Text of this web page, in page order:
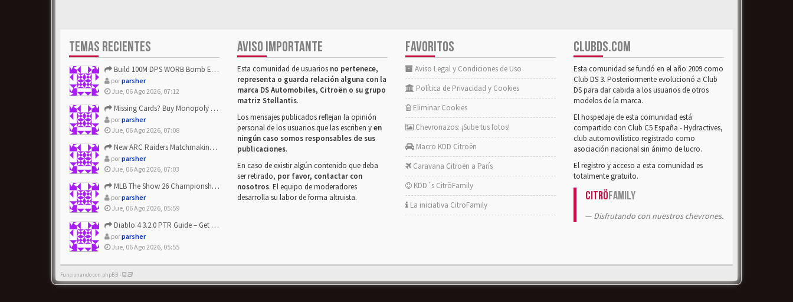
TEMAS RECIENTES
Build 100M DPS WORB Bomb Elementalist Fast - Grab POE Curren...
porparsher
Jue, 06 Ago 2026, 07:12
Missing Cards? Buy Monopoly Go Happy Harvest with Looney Tun...
porparsher
Jue, 06 Ago 2026, 07:08
New ARC Raiders Matchmaking Update: Stop Failed - Grab Bluep...
porparsher
Jue, 06 Ago 2026, 07:03
MLB The Show 26 Championship Series Update! Get Cheap & ...
porparsher
Jue, 06 Ago 2026, 05:59
Diablo 4 3.2.0 PTR Guide – Get 8% Off Items Quickly to Test ...
porparsher
Jue, 06 Ago 2026, 05:55
AVISO IMPORTANTE
Esta comunidad de usuarios no pertenece,
representa o guarda relación alguna con la
marca DS Automobiles, Citroën o su grupo
matriz Stellantis.
Los mensajes publicados reflejan la opinión
personal de los usuarios que las escriben yen
ningún caso somos responsables de sus
publicaciones.
En caso de existir algún contenido que deba
ser retirado, por favor, contactar con
nosotros. El equipo de moderadores
desarrolla su labor de forma altruista.
FAVORITOS
Aviso Legal y Condiciones de Uso
Política de Privacidad y Cookies
Eliminar Cookies
Chevronazos: ¡Sube tus fotos!
Macro KDD Citroën
Caravana Citroën a París
KDD´s CitröFamily
La iniciativa CitröFamily
CLUBDS.COM
Esta comunidad se fundó en el año 2009 como
Club DS 3. Posteriormente evolucionó a Club
DS para dar cabida a los usuarios de otros
modelos de la marca.
El hospedaje de esta comunidad está
compartido con Club C5 España - Hydractives,
club automovilístico registrado como
asociación nacional sin ánimo de lucro.
El registro y acceso a esta comunidad es
totalmente gratuito.
CitröFamily
Disfrutando con nuestros chevrones.
Funcionando con phpBB -